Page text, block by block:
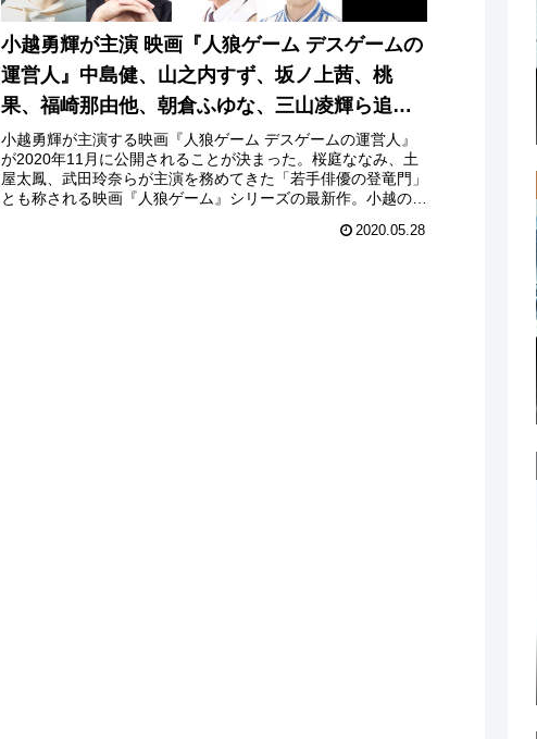
小越勇輝が主演 映画『人狼ゲーム デスゲームの
運営人』中島健、山之内すず、坂ノ上茜、桃
果、福崎那由他、朝倉ふゆな、三山凌輝ら追加
キャスト発表！
小越勇輝が主演する映画『人狼ゲーム デスゲームの運営人』
が2020年11月に公開されることが決まった。桜庭ななみ、土
屋太鳳、武田玲奈らが主演を務めてきた「若手俳優の登竜門」
とも称される映画『人狼ゲーム』シリーズの最新作。小越の共
2020.05.28